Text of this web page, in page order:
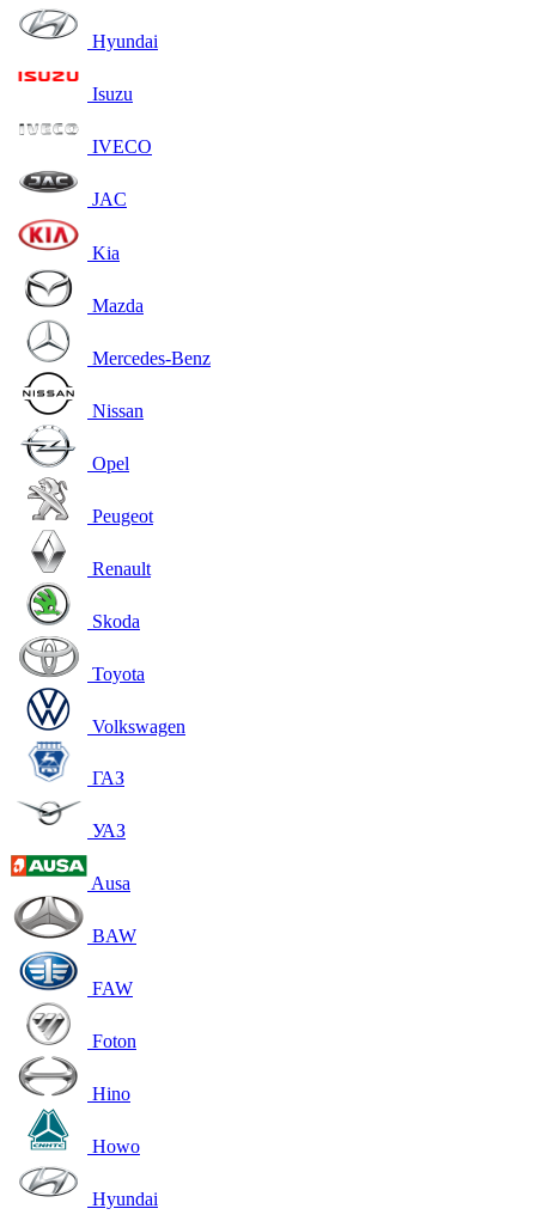
Hyundai
Isuzu
IVECO
JAC
Kia
Mazda
Mercedes-Benz
Nissan
Opel
Peugeot
Renault
Skoda
Toyota
Volkswagen
ГАЗ
УАЗ
Ausa
BAW
FAW
Foton
Hino
Howo
Hyundai